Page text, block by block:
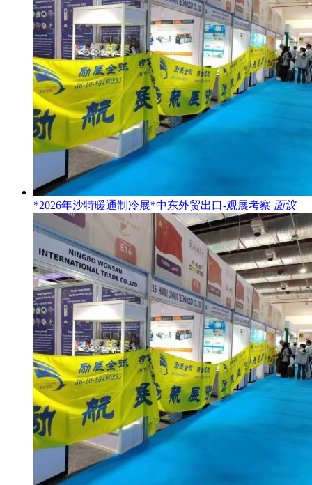
*2026年沙特暖通制冷展*中东外贸出口-观展考察 面议